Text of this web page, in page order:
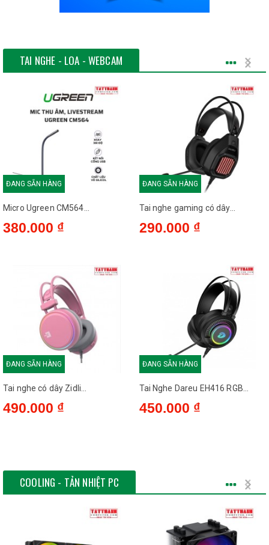
TAI NGHE - LOA - WEBCAM
ĐANG SẴN HÀNG
Micro Ugreen CM564...
380.000 ₫
ĐANG SẴN HÀNG
Tai nghe có dây Zidli...
490.000 ₫
ĐANG SẴN HÀNG
Tai nghe gaming có dây...
290.000 ₫
ĐANG SẴN HÀNG
Tai Nghe Dareu EH416 RGB...
450.000 ₫
COOLING - TẢN NHIỆT PC